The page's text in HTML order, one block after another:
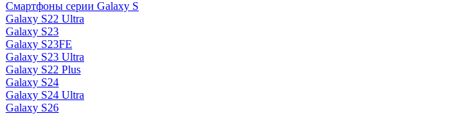
Смартфоны серии Galaxy S
Galaxy S22 Ultra
Galaxy S23
Galaxy S23FE
Galaxy S23 Ultra
Galaxy S22 Plus
Galaxy S24
Galaxy S24 Ultra
Galaxy S26